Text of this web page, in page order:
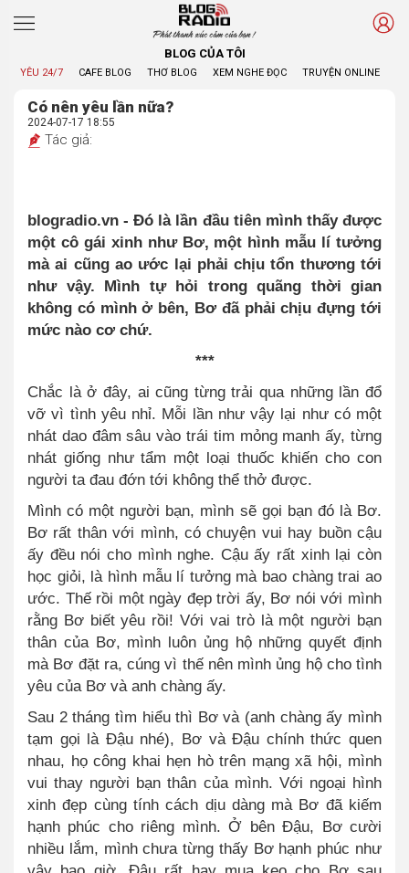
Phát thanh xúc cảm của bạn !
BLOG CỦA TÔI
YÊU 24/7 CAFE BLOG THƠ BLOG XEM NGHE ĐỌC TRUYỆN ONLINE
Có nên yêu lần nữa?
2024-07-17 18:55
Tác giả:
blogradio.vn - Đó là lần đầu tiên mình thấy được
một cô gái xinh như Bơ, một hình mẫu lí tưởng
mà ai cũng ao ước lại phải chịu tổn thương tới
như vậy. Mình tự hỏi trong quãng thời gian
không có mình ở bên, Bơ đã phải chịu đựng tới
mức nào cơ chứ.
***
Chắc là ở đây, ai cũng từng trải qua những lần đổ
vỡ vì tình yêu nhỉ. Mỗi lần như vậy lại như có một
nhát dao đâm sâu vào trái tim mỏng manh ấy, từng
nhát giống như tẩm một loại thuốc khiến cho con
người ta đau đớn tới không thể thở được.
Mình có một người bạn, mình sẽ gọi bạn đó là Bơ.
Bơ rất thân với mình, có chuyện vui hay buồn cậu
ấy đều nói cho mình nghe. Cậu ấy rất xinh lại còn
học giỏi, là hình mẫu lí tưởng mà bao chàng trai ao
ước. Thế rồi một ngày đẹp trời ấy, Bơ nói với mình
rằng Bơ biết yêu rồi! Với vai trò là một người bạn
thân của Bơ, mình luôn ủng hộ những quyết định
mà Bơ đặt ra, cúng vì thế nên mình ủng hộ cho tình
yêu của Bơ và anh chàng ấy.
Sau 2 tháng tìm hiểu thì Bơ và (anh chàng ấy mình
tạm gọi là Đậu nhé), Bơ và Đậu chính thức quen
nhau, họ công khai hẹn hò trên mạng xã hội, mình
vui thay người bạn thân của mình. Với ngoại hình
xinh đẹp cùng tính cách dịu dàng mà Bơ đã kiếm
hạnh phúc cho riêng mình. Ở bên Đậu, Bơ cười
nhiều lắm, mình chưa từng thấy Bơ hạnh phúc như